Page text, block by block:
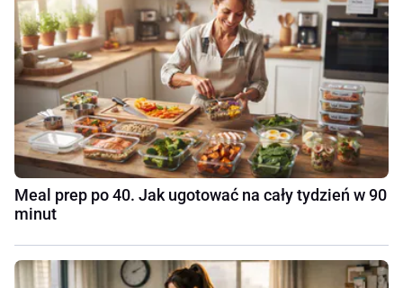
Meal prep po 40. Jak ugotować na cały tydzień w 90
minut